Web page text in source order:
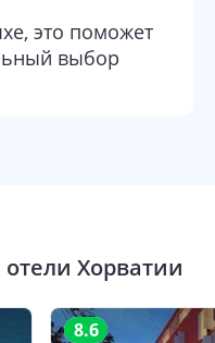
это поможет
выбор
Хорватии
8.6